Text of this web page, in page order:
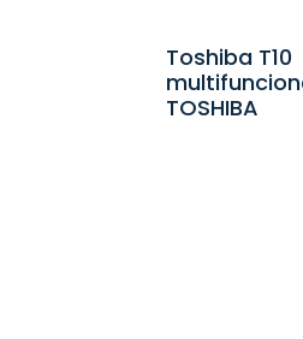
Toshiba T10
TOSHIBA